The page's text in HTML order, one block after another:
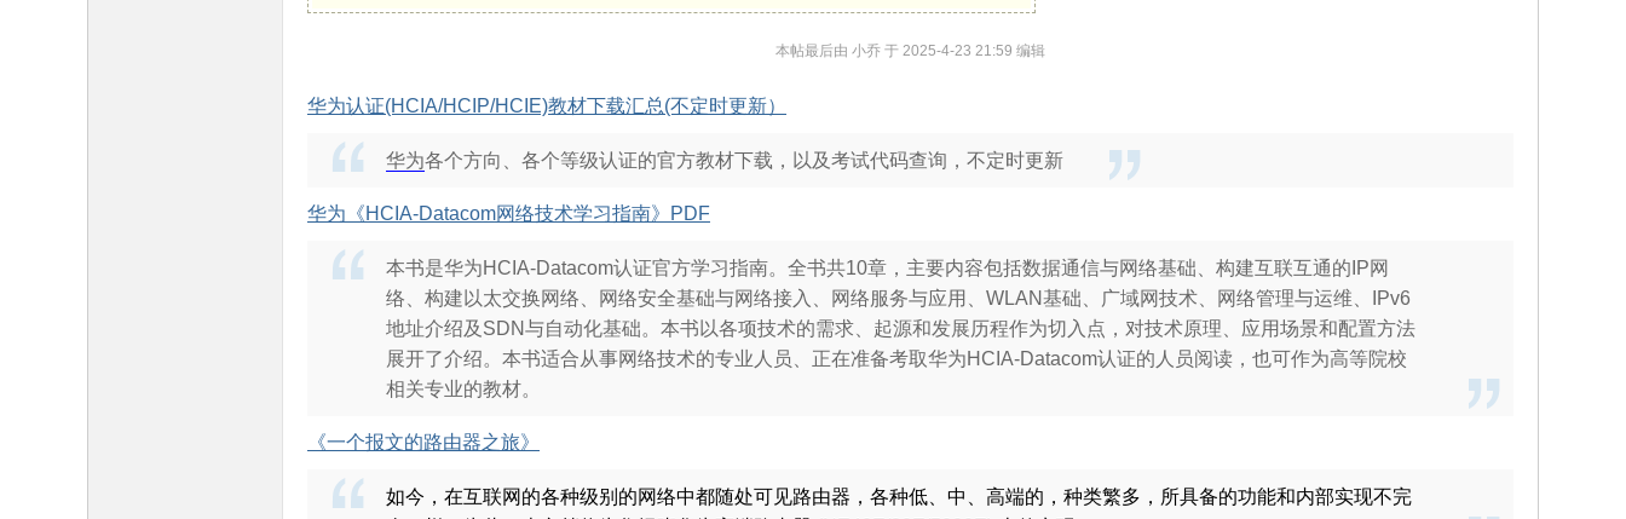
本帖最后由 小乔 于 2025-4-23 21:59 编辑
华为认证(HCIA/HCIP/HCIE)教材下载汇总(不定时更新）
华为各个方向、各个等级认证的官方教材下载，以及考试代码查询，不定时更新
华为《HCIA-Datacom网络技术学习指南》PDF
本书是华为HCIA-Datacom认证官方学习指南。全书共10章，主要内容包括数据通信与网络基础、构建互联互通的IP网
络、构建以太交换网络、网络安全基础与网络接入、网络服务与应用、WLAN基础、广域网技术、网络管理与运维、IPv6
地址介绍及SDN与自动化基础。本书以各项技术的需求、起源和发展历程作为切入点，对技术原理、应用场景和配置方法
展开了介绍。本书适合从事网络技术的专业人员、正在准备考取华为HCIA-Datacom认证的人员阅读，也可作为高等院校
相关专业的教材。
《一个报文的路由器之旅》
如今，在互联网的各种级别的网络中都随处可见路由器，各种低、中、高端的，种类繁多，所具备的功能和内部实现不完